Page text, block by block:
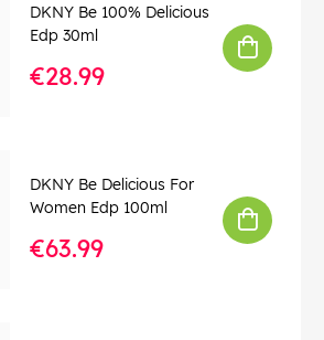
DKNY Be 100% Delicious
Edp 30ml
€28.99
DKNY Be Delicious For
Women Edp 100ml
€63.99